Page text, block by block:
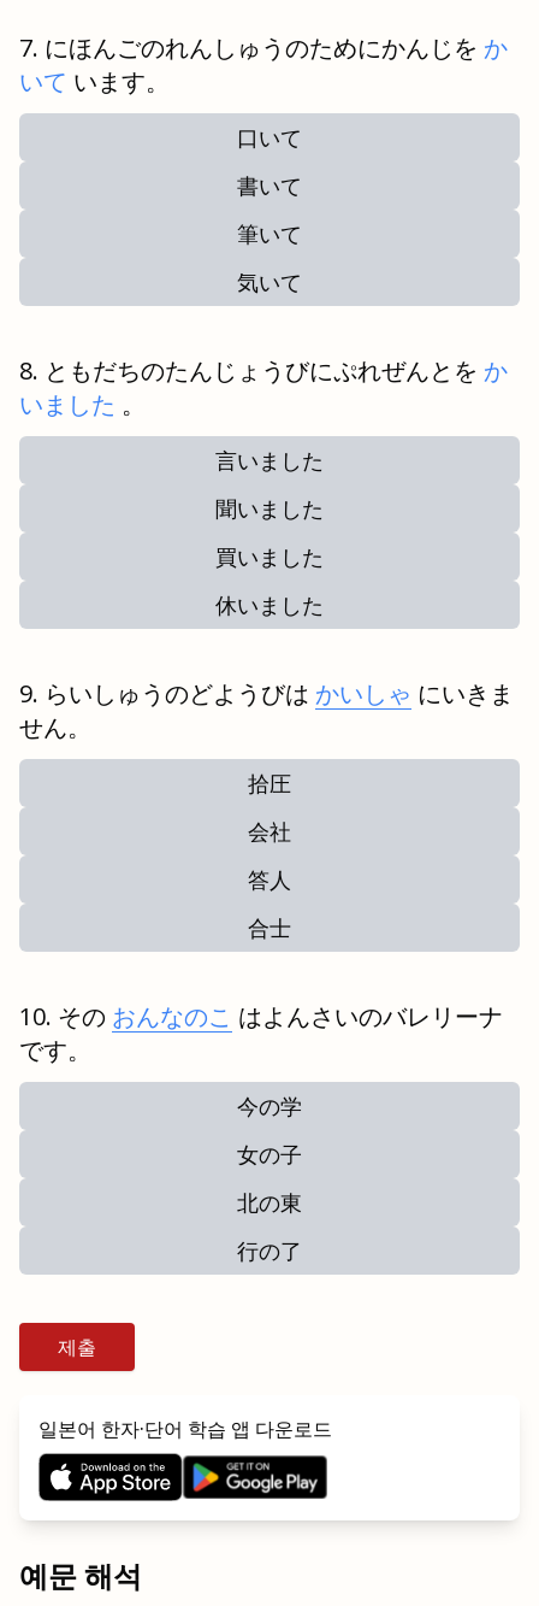
にほんごのれんしゅうのためにかんじを か
いて います。
口いて
書いて
筆いて
気いて
ともだちのたんじょうびにぷれぜんとを か
いました 。
言いました
聞いました
買いました
休いました
らいしゅうのどようびは かいしゃ にいきま
せん。
拾圧
会社
答人
合士
その おんなのこ はよんさいのバレリーナ
です。
今の学
女の子
北の東
行の了
제출
일본어 한자·단어 학습 앱 다운로드
예문 해석